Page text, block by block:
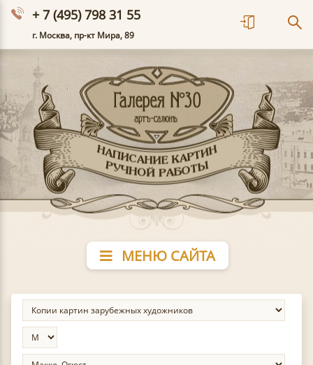
+ 7 (495) 798 31 55
г. Москва, пр-кт Мира, 89
МЕНЮ САЙТА